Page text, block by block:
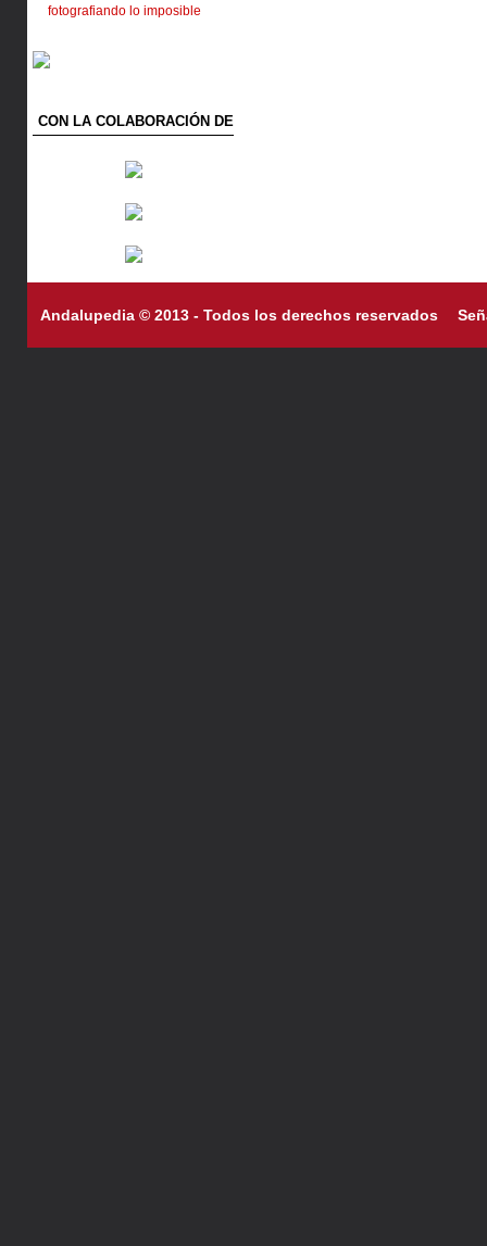
fotografiando lo imposible
CON LA COLABORACIÓN DE
Andalupedia © 2013 - Todos los derechos reservados